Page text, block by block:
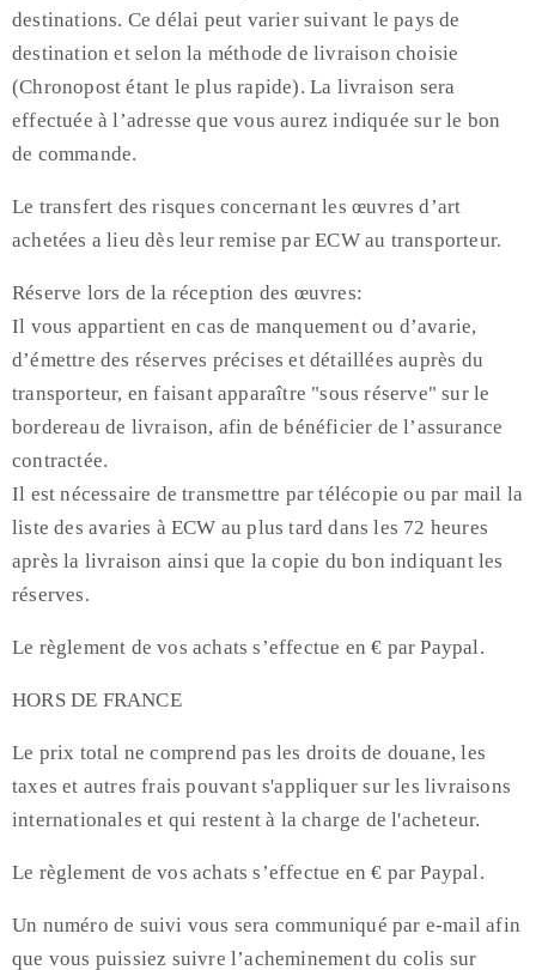
destinations. Ce délai peut varier suivant le pays de
destination et selon la méthode de livraison choisie
(Chronopost étant le plus rapide). La livraison sera
effectuée à l’adresse que vous aurez indiquée sur le bon
de commande.
Le transfert des risques concernant les œuvres d’art
achetées a lieu dès leur remise par ECW au transporteur.
Réserve lors de la réception des œuvres:
Il vous appartient en cas de manquement ou d’avarie,
d’émettre des réserves précises et détaillées auprès du
transporteur, en faisant apparaître "sous réserve" sur le
bordereau de livraison, afin de bénéficier de l’assurance
contractée.
Il est nécessaire de transmettre par télécopie ou par mail la
liste des avaries à ECW au plus tard dans les 72 heures
après la livraison ainsi que la copie du bon indiquant les
réserves.
Le règlement de vos achats s’effectue en € par Paypal.
HORS DE FRANCE
Le prix total ne comprend pas les droits de douane, les
taxes et autres frais pouvant s'appliquer sur les livraisons
internationales et qui restent à la charge de l'acheteur.
Le règlement de vos achats s’effectue en € par Paypal.
Un numéro de suivi vous sera communiqué par e-mail afin
que vous puissiez suivre l’acheminement du colis sur